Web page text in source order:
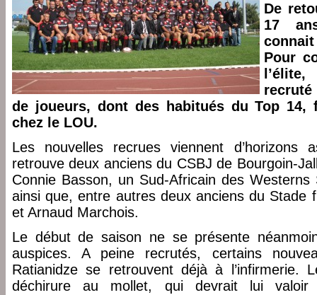
De
17
Pour
recruté
de joueurs, dont des habitués du Top 14,
chez le LOU.
Les nouvelles recrues viennent d’horizons
retrouve deux anciens du CSBJ de Bourgoin-
Connie Basson, un Sud-Africain des
ainsi que, entre autres deux anciens du Stade
et Arnaud Marchois.
Le début de saison ne se présente
auspices. A peine recrutés, certains
Ratianidze se retrouvent déjà à l’infirmerie.
déchirure au mollet, qui devrait lui